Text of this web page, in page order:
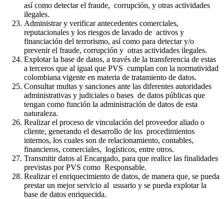
así como detectar el fraude, corrupción, y otras actividades
ilegales.
Administrar y verificar antecedentes comerciales,
reputacionales y los riesgos de lavado de activos y
financiación del terrorismo, así como para detectar y/o
prevenir el fraude, corrupción y otras actividades ilegales.
Explotar la base de datos, a través de la transferencia de estas
a terceros que al igual que PVS cumplan con la normatividad
colombiana vigente en materia de tratamiento de datos.
Consultar multas y sanciones ante las diferentes autoridades
administrativas y judiciales o bases de datos públicas que
tengan como función la administración de datos de esta
naturaleza.
Realizar el proceso de vinculación del proveedor aliado o
cliente, generando el desarrollo de los procedimientos
internos, los cuales son de relacionamiento, contables,
financieros, comerciales, logísticos, entre otros.
Transmitir datos al Encargado, para que realice las finalidades
previstas por PVS como Responsable.
Realizar el enriquecimiento de datos, de manera que, se pueda
prestar un mejor servicio al usuario y se pueda explotar la
base de datos enriquecida.